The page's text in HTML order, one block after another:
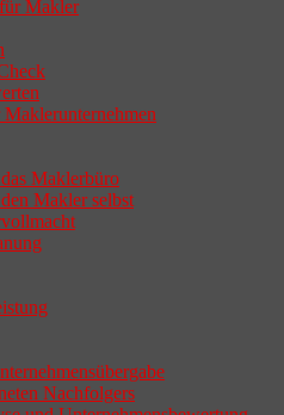
findet, droht nicht
Makler
Maklerbüro
Makler selbst
Nachfolgers